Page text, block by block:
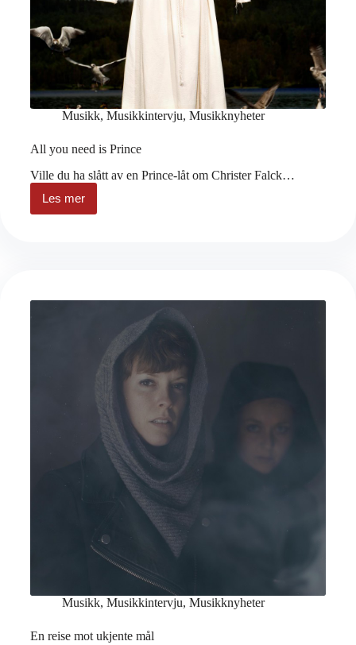
Musikk, Musikkintervju, Musikknyheter
All you need is Prince
Ville du ha slått av en Prince-låt om Christer Falck…
Les mer
All
you
Musikk, Musikkintervju, Musikknyheter
En reise mot ukjente mål